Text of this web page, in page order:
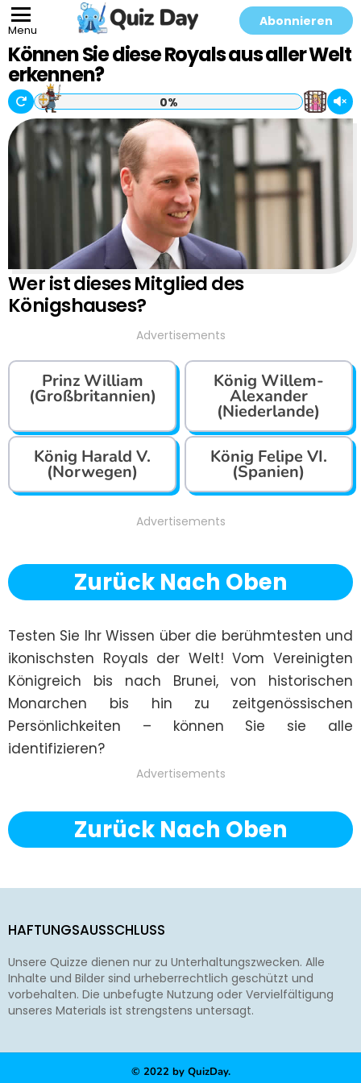
Menu
Abonnieren
Können Sie diese Royals aus aller Welt
erkennen?
0%
Wer ist dieses Mitglied des
Königshauses?
Advertisements
Prinz William
(Großbritannien)
König Willem-
Alexander
(Niederlande)
König Harald V.
(Norwegen)
König Felipe VI.
(Spanien)
Advertisements
Zurück Nach Oben
Testen Sie Ihr Wissen über die berühmtesten und
ikonischsten Royals der Welt! Vom Vereinigten
Königreich bis nach Brunei, von historischen
Monarchen bis hin zu zeitgenössischen
Persönlichkeiten – können Sie sie alle
identifizieren?
Advertisements
Zurück Nach Oben
HAFTUNGSAUSSCHLUSS
Unsere Quizze dienen nur zu Unterhaltungszwecken. Alle
Inhalte und Bilder sind urheberrechtlich geschützt und
vorbehalten. Die unbefugte Nutzung oder Vervielfältigung
unseres Materials ist strengstens untersagt.
© 2022 by QuizDay.